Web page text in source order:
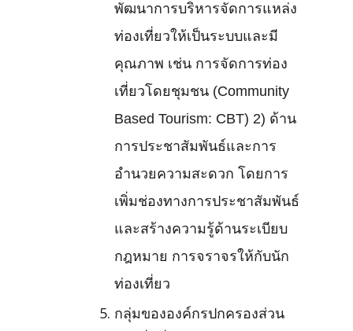
พัฒนาการบริหารจัดการแหล่ง
ท่องเที่ยวให้เป็นระบบและมี
คุณภาพ เช่น การจัดการท่อง
เที่ยวโดยชุมชน (Community
Based Tourism: CBT) 2) ด้าน
การประชาสัมพันธ์และการ
อำนวยความสะดวก โดยการ
เพิ่มช่องทางการประชาสัมพันธ์
และสร้างความรู้ด้านระเบียบ
กฎหมาย การจราจรให้กับนัก
ท่องเที่ยว
กลุ่มขององค์กรปกครองส่วน